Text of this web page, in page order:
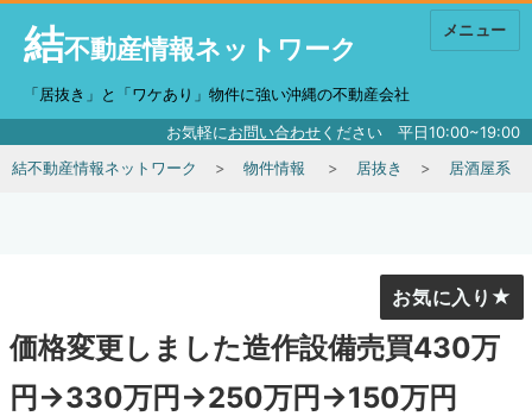
結不動産情報ネットワーク
「居抜き」と「ワケあり」物件に強い沖縄の不動産会社
お気軽にお問い合わせください 平日10:00~19:00
メニュー
結不動産情報ネットワーク 物件情報 居抜き 居酒屋系
価格変更しました造作設備売買430万
円→330万円→250万円→150万円
お気に入り